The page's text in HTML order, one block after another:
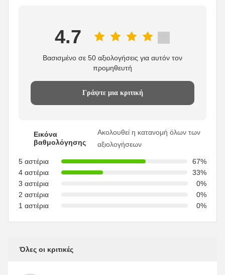
4.7
Βασισμένο σε 50 αξιολογήσεις για αυτόν τον
προμηθευτή
Γράψτε μια κριτική
Εικόνα
βαθμολόγησης
Ακολουθεί η κατανομή όλων των
αξιολογήσεων
5 αστέρια
67%
4 αστέρια
33%
3 αστέρια
0%
2 αστέρια
0%
1 αστέρια
0%
Όλες οι κριτικές